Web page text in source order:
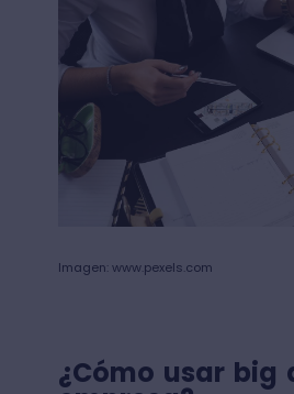
Imagen: www.pexels.com
¿Cómo usar big